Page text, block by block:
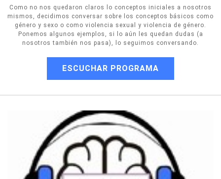
Como no nos quedaron claros lo conceptos iniciales a nosotros
mismos, decidimos conversar sobre los conceptos básicos como
género y sexo o como violencia sexual y violencia de género.
Ponemos algunos ejemplos, si lo aún les quedan dudas (a
nosotros también nos pasa), lo seguimos conversando.
ESCUCHAR PROGRAMA